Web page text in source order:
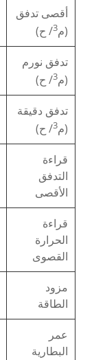
أقصى تدفق
(م3/ ح)
تدفق نورم
(م3/ ح)
تدفق دقيقة
(م3/ ح)
قراءة
التدفق
الأقصى
قراءة
الحرارة
القصوى
مزود
الطاقة
عمر
البطارية